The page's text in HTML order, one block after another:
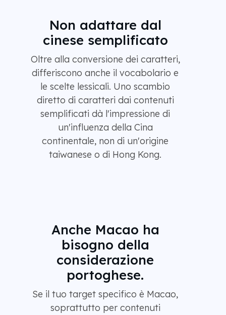
Non adattare dal
cinese semplificato
Oltre alla conversione dei caratteri,
differiscono anche il vocabolario e
le scelte lessicali. Uno scambio
diretto di caratteri dai contenuti
semplificati dà l'impressione di
un'influenza della Cina
continentale, non di un'origine
taiwanese o di Hong Kong.
Anche Macao ha
bisogno della
considerazione
portoghese.
Se il tuo target specifico è Macao,
soprattutto per contenuti